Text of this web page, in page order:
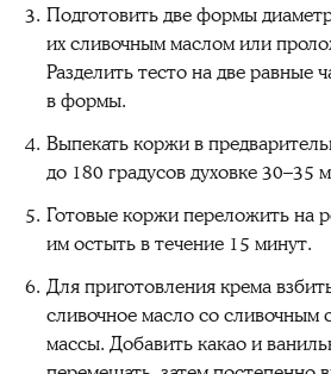
Подготовить две формы
их сливочным маслом или
Разделить тесто на две равные
в формы.
Выпекать коржи в
до 180 градусов духовке 30–35
Готовые коржи переложить на
им остыть в течение 15 минут.
Для приготовления крема
сливочное масло со
массы. Добавить какао и